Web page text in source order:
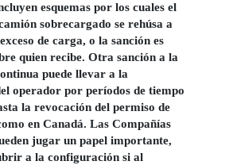
esquemas por los cuales el
sobrecargado se rehúsa a
de carga, o la sanción es
quien recibe. Otra sanción a la
puede llevar a la
operador por períodos de tiempo
la revocación del permiso de
en Canadá. Las Compañías
jugar un papel importante,
a la configuración si al